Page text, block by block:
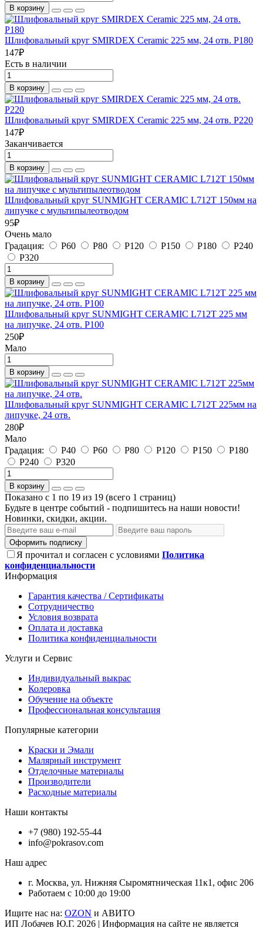
В корзину
Шлифовальный круг SMIRDEX Ceramic 225 мм, 24 отв. P180
147₽
Есть в наличии
В корзину
Шлифовальный круг SMIRDEX Ceramic 225 мм, 24 отв. P220
147₽
Заканчивается
В корзину
Шлифовальный круг SUNMIGHT CERAMIC L712T 150мм на
липучке с мультипылеотводом
95₽
Очень мало
Градация:
P60 P80 P120 P150 P180
P240
P320
В корзину
Шлифовальный круг SUNMIGHT CERAMIC L712T 225 мм
на липучке, 24 отв. P100
250₽
Мало
В корзину
Шлифовальный круг SUNMIGHT CERAMIC L712T 225мм на
липучке, 24 отв.
280₽
Мало
Градация:
P40 P60 P80 P120 P150
P180
P240
P320
В корзину
Показано с 1 по 19 из 19 (всего 1 страниц)
Будьте в центре событий - подпишитесь на наши новости!
Новинки, скидки, акции.
Оформить подписку
Я прочитал и согласен с условиями Политика
конфиденциальности
Информация
Гарантия качества / Сертификаты
Сотрудничество
Условия возврата
Оплата и доставка
Политика конфиденциальности
Услуги и Сервис
Индивидуальный выкрас
Колеровка
Обучение на объекте
Профессиональная консультация
Популярные категории
Краски и Эмали
Малярный инструмент
Отделочные материалы
Производители
Расходные материалы
Наши контакты
+7 (980) 192-55-44
info@pokrasov.com
Наш адрес
г. Москва, ул. Нижняя Сыромятническая 11к1, офис 206
Работаем с 10:00 до 19:00
Ищите нас на: OZON и АВИТО
ИП Лобачев Ю.Г. 2026 | Информация на сайте не является